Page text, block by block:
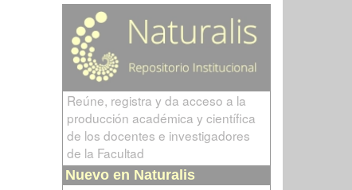
Reúne, registra y da acceso a la
producción académica y científica
de los docentes e investigadores
de la Facultad
Nuevo en Naturalis